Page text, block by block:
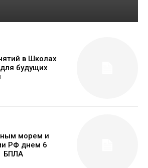
в Школах
будущих
морем и
РФ днем 6
БПЛА